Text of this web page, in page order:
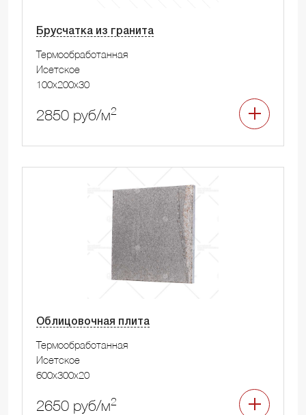
Брусчатка из гранита
Термообработанная
Исетское
100x200x30
2850 руб/м2
Облицовочная плита
Термообработанная
Исетское
600x300x20
2650 руб/м2